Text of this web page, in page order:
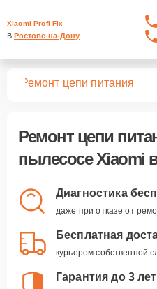
Xiaomi Profi Fix
В Ростове-на-Дону
Ремонт цепи питания
Ремонт цепи
пылесосе Xiaomi
Диагностика
даже при отказе от
Бесплатная
курьером собственной
Гарантия до 3 лет